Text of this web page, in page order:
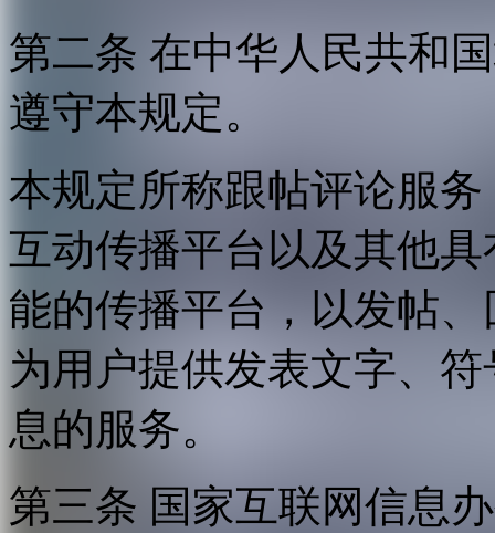
第二条 在中华人民共和
遵守本规定。
本规定所称跟帖评论服
互动传播平台以及其他
能的传播平台，以发帖
为用户提供发表文字、
息的服务。
第三条 国家互联网信息